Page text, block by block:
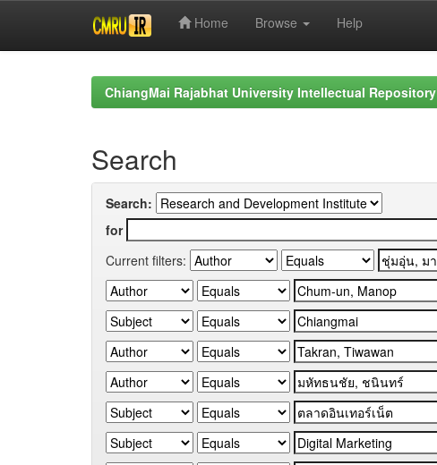
Home Browse Help
ChiangMai Rajabhat University Intellectual Repository
Search
Search:
for
Current filters: